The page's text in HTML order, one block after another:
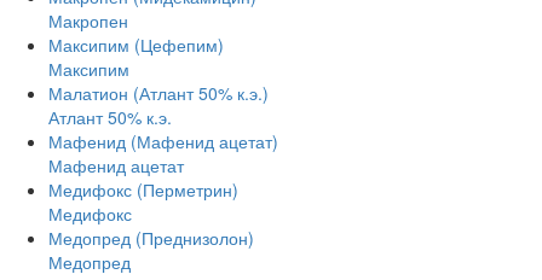
Макропен
Максипим (Цефепим)
Максипим
Малатион (Атлант 50% к.э.)
Атлант 50% к.э.
Мафенид (Мафенид ацетат)
Мафенид ацетат
Медифокс (Перметрин)
Медифокс
Медопред (Преднизолон)
Медопред